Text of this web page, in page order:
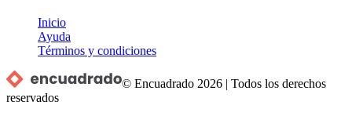
Inicio
Ayuda
Términos y condiciones
© Encuadrado 2026 |Todos los derechos
reservados